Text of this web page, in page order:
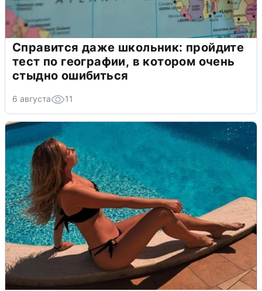
Справится даже школьник: пройдите
тест по географии, в котором очень
стыдно ошибиться
6 августа 11